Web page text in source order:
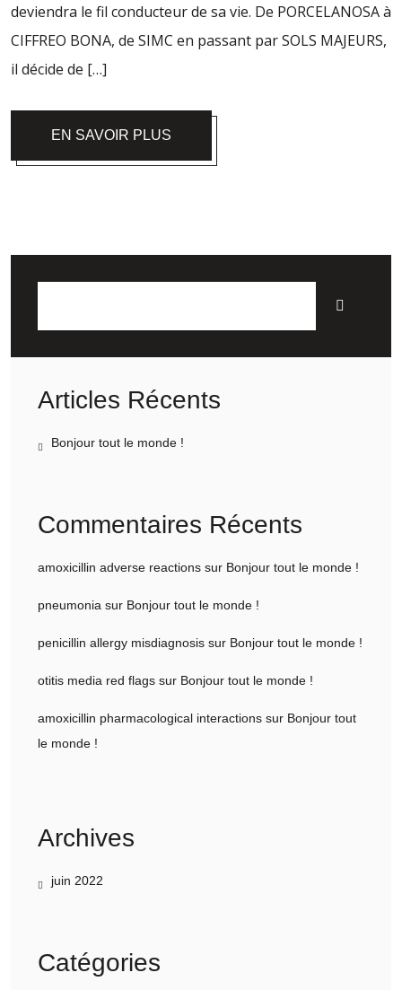
deviendra le fil conducteur de sa vie. De PORCELANOSA à
CIFFREO BONA, de SIMC en passant par SOLS MAJEURS,
il décide de […]
EN SAVOIR PLUS
Articles Récents
Bonjour tout le monde !
Commentaires Récents
amoxicillin adverse reactions sur Bonjour tout le monde !
pneumonia sur Bonjour tout le monde !
penicillin allergy misdiagnosis sur Bonjour tout le monde !
otitis media red flags sur Bonjour tout le monde !
amoxicillin pharmacological interactions sur Bonjour tout
le monde !
Archives
juin 2022
Catégories